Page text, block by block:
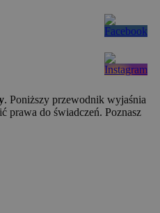
. Poniższy przewodnik wyjaśnia
prawa do świadczeń. Poznasz